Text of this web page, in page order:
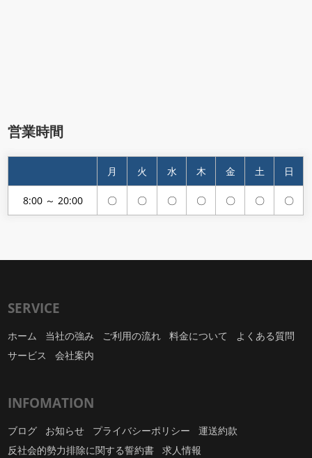
営業時間
月 火 水 木 金 土 日
8:00 ～ 20:00 〇 〇 〇 〇 〇 〇 〇
SERVICE
ホーム 当社の強み ご利用の流れ 料金について
よくある質問
サービス
会社案内
INFOMATION
ブログ お知らせ プライバシーポリシー
運送約款
反社会的勢力排除に関する誓約書
求人情報